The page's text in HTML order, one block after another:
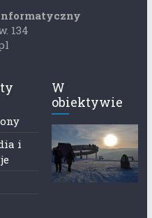
134
i
W
obiektywie